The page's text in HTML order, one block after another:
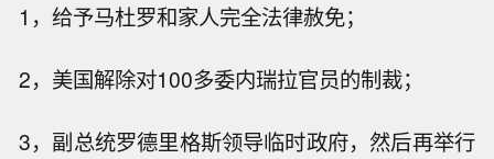
1，给予马杜罗和家人完全法律赦免；
2，美国解除对100多委内瑞拉官员的制裁；
3，副总统罗德里格斯领导临时政府，然后再举行